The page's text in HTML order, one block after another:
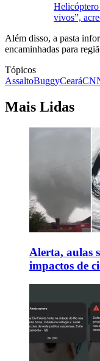
Helicóptero
vivos”,
Além disso, a pasta
encaminhadas para
Tópicos
AssaltoBuggyCeará
Mais Lidas
Alerta, aulas
impactos de